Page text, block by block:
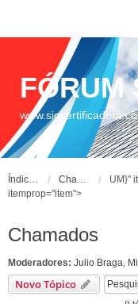
FÓRUM
Índice do fórum Chamados
UM}"
itemprop="item">
Chamados
Moderadores: Julio Braga,
Novo Tópico